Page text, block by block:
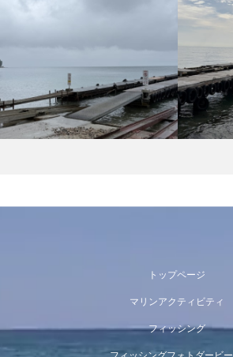
トップページ
マリンアクティビティ
フィッシング